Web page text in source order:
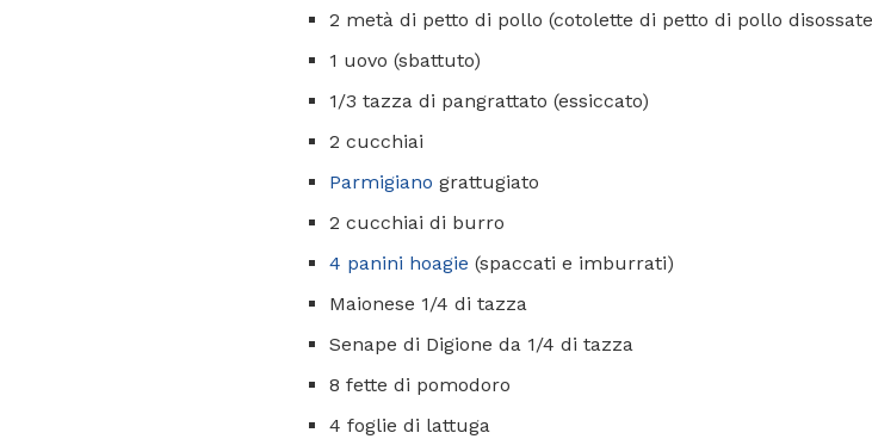
2 metà di petto di pollo (cotolette di petto di pollo
1 uovo (sbattuto)
1/3 tazza di pangrattato (essiccato)
2 cucchiai
Parmigiano grattugiato
2 cucchiai di burro
4 panini hoagie (spaccati e imburrati)
Maionese 1/4 di tazza
Senape di Digione da 1/4 di tazza
8 fette di pomodoro
4 foglie di lattuga